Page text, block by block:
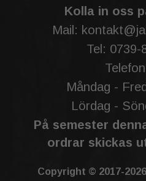
Kolla in oss
Mail:
Tel: 0739-
Måndag -
Lördag -
På semester
ordrar skickas
Copyright © 2017-